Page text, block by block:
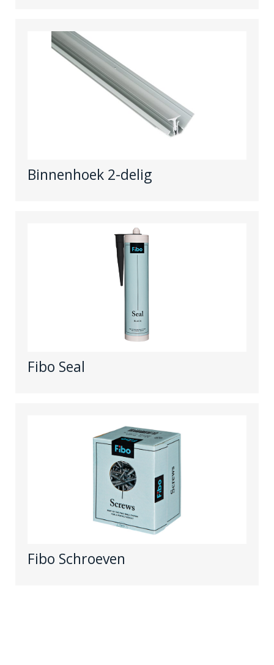
Binnenhoek 2-delig
Fibo Seal
Fibo Schroeven